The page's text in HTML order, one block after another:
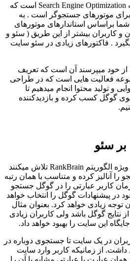
سئو (SEO) مخفف سه کلمه Search Engine Optimization است که
موتورهای جستجوگر است . به
براساس استاندارهای موتورهای
و کاربران بیشتر از این طریق ( سئو و
. فاکتورهای زیادی در سئو سایت
از خود میپرسند آن است که تعریف
فعالیت هایی است که در طراحی
و تولید محتوا انجام میدهیم تا
گوگل کسب کرده و بازدیدکننده
بر سئو
الگوریتم های جدید گوگل به ویژه الگوریتم RankBrain تلاش میکنند
را آنالیز کرده و متناسب با همان رتبه
زمان کاربر عبارتی را در گوگل جستجو
در پیشنهادات گوگل را انتخاب خواهد
توجه زیادی خواهد کرد. بعنوان مثال
نتایج گوگل باشد ولی کاربران زیادی
این سایت را بهبود خواهد داد.
در یک سایت تا جستجوی دوباره در
از زمانیکه کاربر وارد سایت
عبارت یا عبارتی مشابه با آن را